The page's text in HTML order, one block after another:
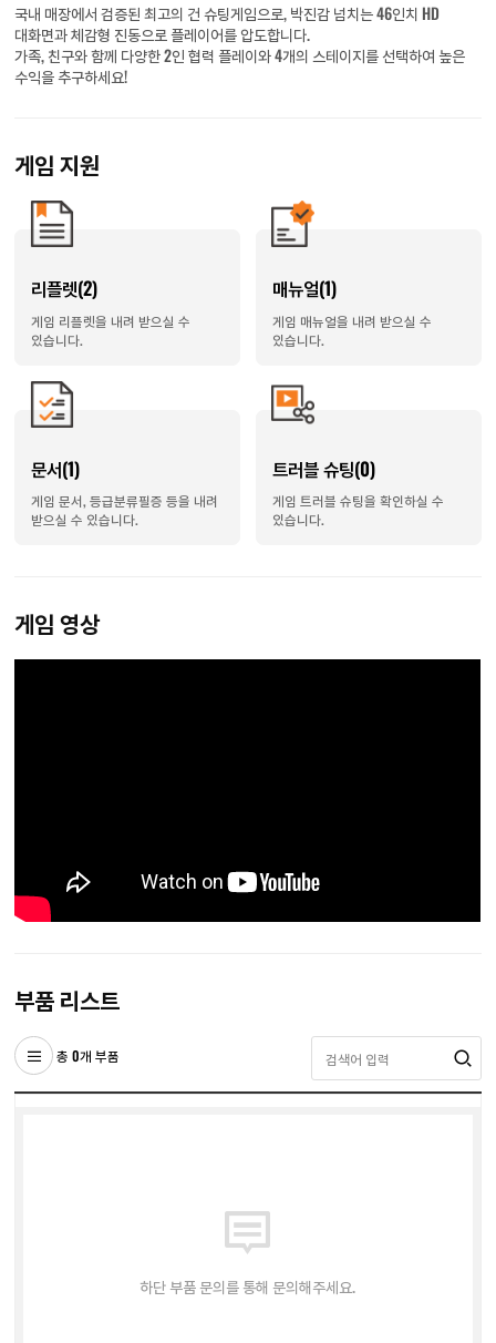
국내 매장에서 검증된 최고의 건 슈팅게임으로, 박진감 넘치는 46인치 HD
대화면과 체감형 진동으로 플레이어를 압도합니다.
가족, 친구와 함께 다양한 2인 협력 플레이와 4개의 스테이지를 선택하여 높은
수익을 추구하세요!
게임 지원
리플렛(2)
게임 리플렛을 내려 받으실 수
있습니다.
매뉴얼(1)
게임 매뉴얼을 내려 받으실 수
있습니다.
문서(1)
게임 문서, 등급분류필증 등을 내려
받으실 수 있습니다.
트러블 슈팅(0)
게임 트러블 슈팅을 확인하실 수
있습니다.
게임 영상
부품 리스트
총 0개 부품
하단 부품 문의를 통해 문의해주세요.